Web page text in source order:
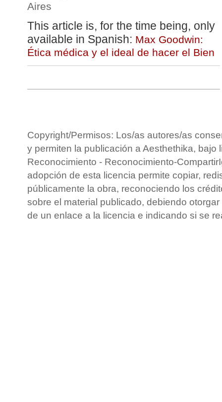
Aires
This article is, for the time being, only
available in Spanish: Max Goodwin:
Ética médica y el ideal de hacer el Bien
Copyright/Permisos: Los/as autores/as
y permiten la publicación a Aesthethika, bajo
Reconocimiento - Reconocimiento-
adopción de esta licencia permite copiar,
públicamente la obra, reconociendo los
sobre el material publicado, debiendo
de un enlace a la licencia e indicando si se